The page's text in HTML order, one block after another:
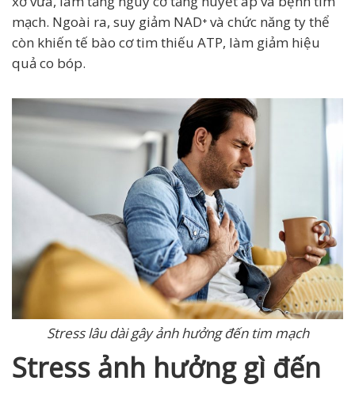
mạch. Ngoài ra, suy giảm NAD⁺ và chức năng ty thể
còn khiến tế bào cơ tim thiếu ATP, làm giảm hiệu
quả co bóp.
Stress lâu dài gây ảnh hưởng đến tim mạch
Stress ảnh hưởng gì đến